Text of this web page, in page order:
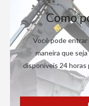
Como
Você pode
maneira que
disponíveis 24 horas